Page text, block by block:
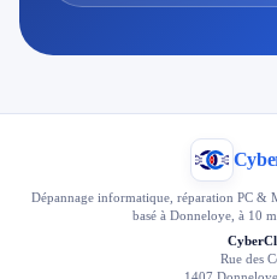
Dépannage informatique, réparation PC &
basé à Donneloye, à 10
Rue des